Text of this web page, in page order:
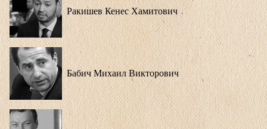
Ракишев Кенес Хамитович
Бабич Михаил Викторович